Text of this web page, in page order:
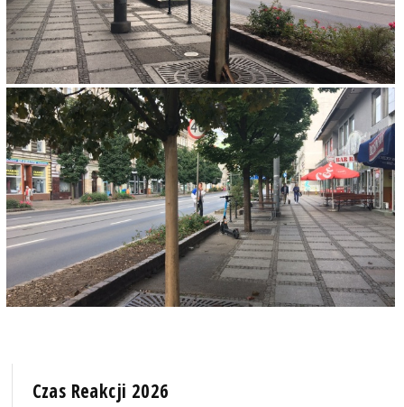
Czas Reakcji 2026